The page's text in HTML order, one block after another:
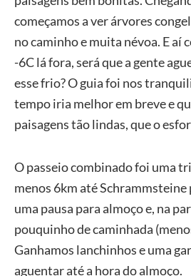
começamos a ver árvores
no caminho e muita névoa. E aí
-6C lá fora, será que a gente
esse frio? O guia foi nos
tempo iria melhor em breve e
paisagens tão lindas, que o
O passeio combinado foi uma
menos 6km até Schrammsteine
uma pausa para almoço e, na
pouquinho de caminhada
Ganhamos lanchinhos e uma
aguentar até a hora do almoço.